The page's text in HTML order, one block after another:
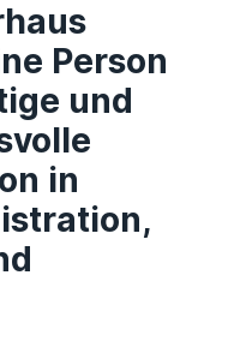
Person
und
in